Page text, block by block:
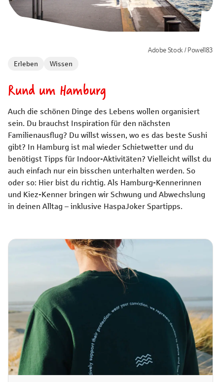
Erleben Wissen
Rund um Hamburg
Auch die schönen Dinge des Lebens wollen organisiert
sein. Du brauchst Inspiration für den nächsten
Familienausflug? Du willst wissen, wo es das beste Sushi
gibt? In Hamburg ist mal wieder Schietwetter und du
benötigst Tipps für Indoor-Aktivitäten? Vielleicht willst du
auch einfach nur ein bisschen unterhalten werden. So
oder so: Hier bist du richtig. Als Hamburg-Kennerinnen
und Kiez-Kenner bringen wir Schwung und Abwechslung
in deinen Alltag – inklusive HaspaJoker Spartipps.
Adobe Stock / Powell83